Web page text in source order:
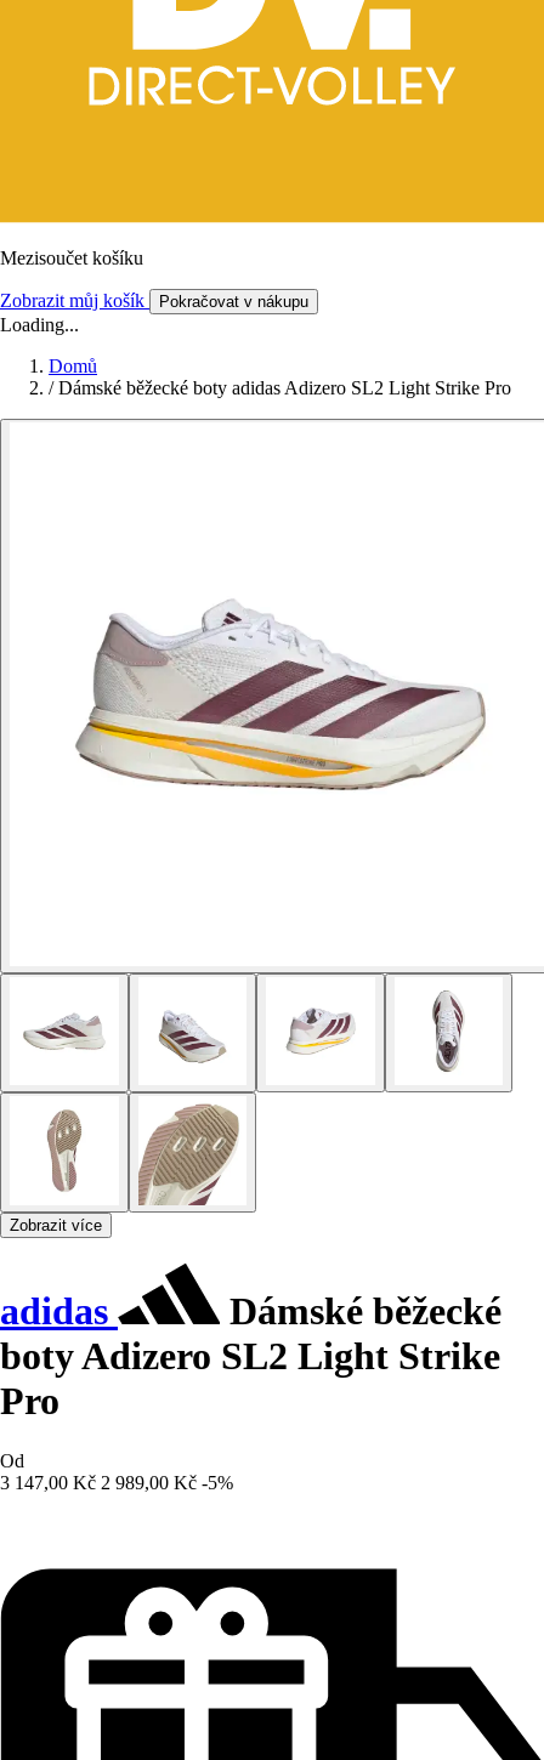
Mezisoučet košíku
Zobrazit můj košík Pokračovat v nákupu
Loading...
Domů
/ Dámské běžecké boty adidas Adizero SL2 Light Strike Pro
Zobrazit více
adidas
Dámské běžecké
boty Adizero SL2 Light Strike
Pro
Od
3 147,00 Kč 2 989,00 Kč -5%